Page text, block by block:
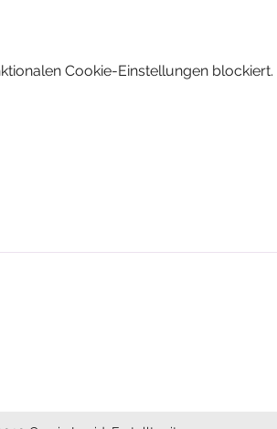
Cookie-Einstellungen blockiert.